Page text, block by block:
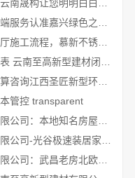
本地慕新团队施工方案客厅施工流程，慕新不锈钢拎包入住
本地好用室内装修费用预算咨询江西圣匠新型环保材料有限公司
管控 transparent
同城快装（湖北）科技有限公司：武昌老房北欧风靠谱装修